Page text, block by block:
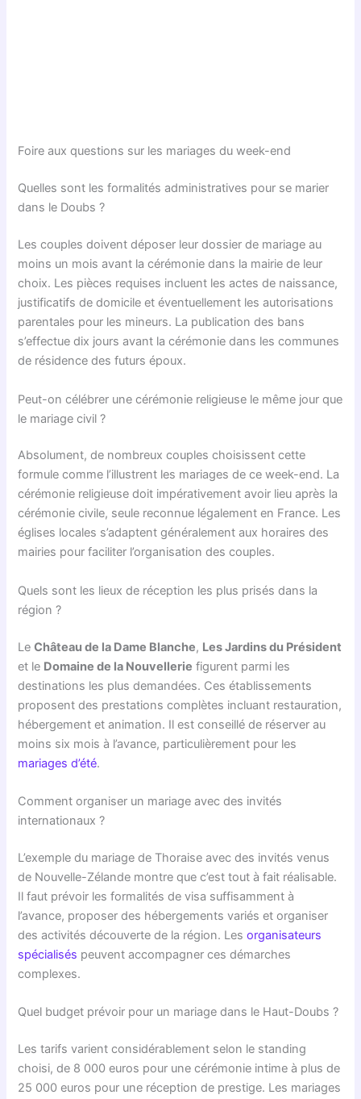
Foire aux questions sur les mariages du week-end
Quelles sont les formalités administratives pour se marier
dans le Doubs ?
Les couples doivent déposer leur dossier de mariage au
moins un mois avant la cérémonie dans la mairie de leur
choix. Les pièces requises incluent les actes de naissance,
justificatifs de domicile et éventuellement les autorisations
parentales pour les mineurs. La publication des bans
s’effectue dix jours avant la cérémonie dans les communes
de résidence des futurs époux.
Peut-on célébrer une cérémonie religieuse le même jour que
le mariage civil ?
Absolument, de nombreux couples choisissent cette
formule comme l’illustrent les mariages de ce week-end. La
cérémonie religieuse doit impérativement avoir lieu après la
cérémonie civile, seule reconnue légalement en France. Les
églises locales s’adaptent généralement aux horaires des
mairies pour faciliter l’organisation des couples.
Quels sont les lieux de réception les plus prisés dans la
région ?
LeChâteau de la Dame Blanche, Les Jardins du Président
et le Domaine de la Nouvellerie figurent parmi les
destinations les plus demandées. Ces établissements
proposent des prestations complètes incluant restauration,
hébergement et animation. Il est conseillé de réserver au
moins six mois à l’avance, particulièrement pour les
mariages d’été.
Comment organiser un mariage avec des invités
internationaux ?
L’exemple du mariage de Thoraise avec des invités venus
de Nouvelle-Zélande montre que c’est tout à fait réalisable.
Il faut prévoir les formalités de visa suffisamment à
l’avance, proposer des hébergements variés et organiser
des activités découverte de la région. Lesorganisateurs
spécialisés peuvent accompagner ces démarches
complexes.
Quel budget prévoir pour un mariage dans le Haut-Doubs ?
Les tarifs varient considérablement selon le standing
choisi, de 8 000 euros pour une cérémonie intime à plus de
25 000 euros pour une réception de prestige. Les mariages